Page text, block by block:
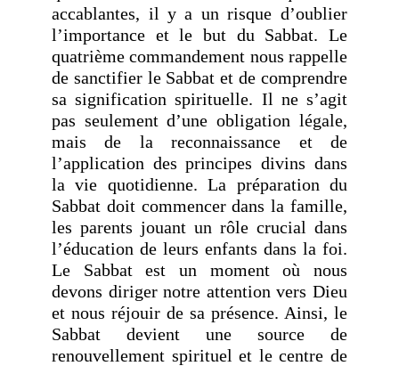
accablantes, il y a un risque d’oublier
l’importance et le but du Sabbat. Le
quatrième commandement nous rappelle
de sanctifier le Sabbat et de comprendre
sa signification spirituelle. Il ne s’agit
pas seulement d’une obligation légale,
mais de la reconnaissance et de
l’application des principes divins dans
la vie quotidienne. La préparation du
Sabbat doit commencer dans la famille,
les parents jouant un rôle crucial dans
l’éducation de leurs enfants dans la foi.
Le Sabbat est un moment où nous
devons diriger notre attention vers Dieu
et nous réjouir de sa présence. Ainsi, le
Sabbat devient une source de
renouvellement spirituel et le centre de